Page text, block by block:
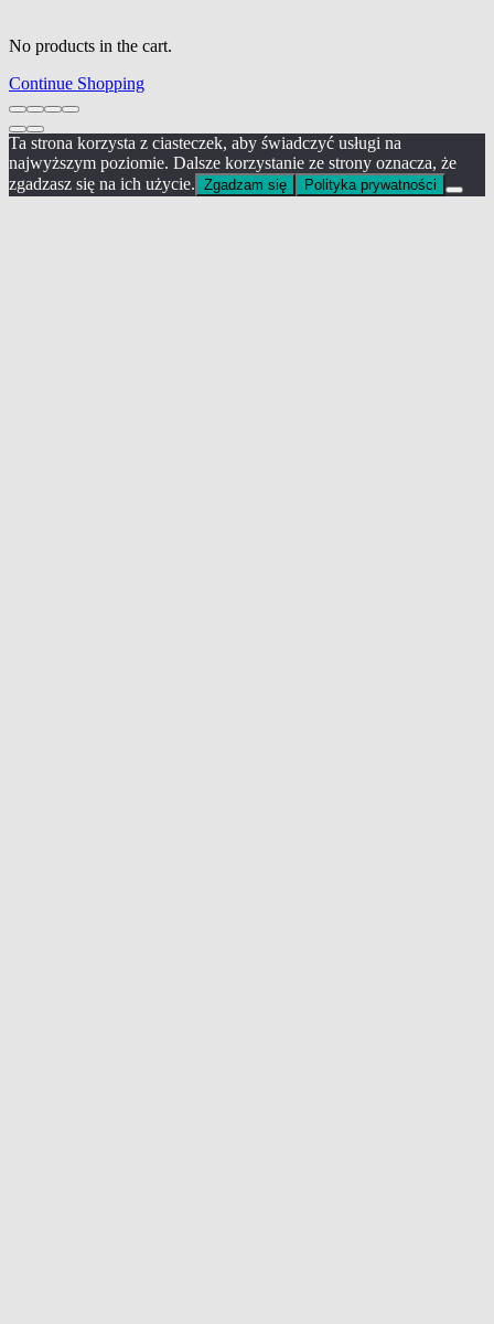
No products in the cart.
Continue Shopping
Ta strona korzysta z ciasteczek, aby świadczyć usługi na
najwyższym poziomie. Dalsze korzystanie ze strony oznacza, że
zgadzasz się na ich użycie. Zgadzam się Polityka prywatności